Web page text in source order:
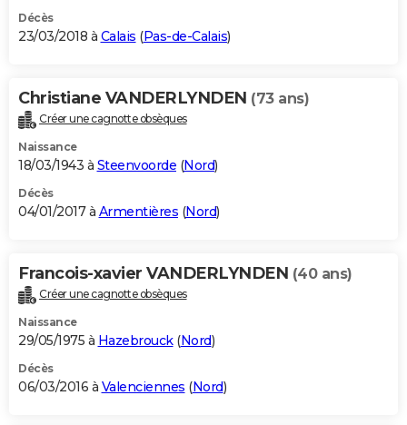
Décès
23/03/2018 à Calais (Pas-de-Calais)
Christiane VANDERLYNDEN (73 ans)
Créer une cagnotte obsèques
Naissance
18/03/1943 à Steenvoorde (Nord)
Décès
04/01/2017 à Armentières (Nord)
Francois-xavier VANDERLYNDEN (40 ans)
Créer une cagnotte obsèques
Naissance
29/05/1975 à Hazebrouck(Nord)
Décès
06/03/2016 à Valenciennes (Nord)